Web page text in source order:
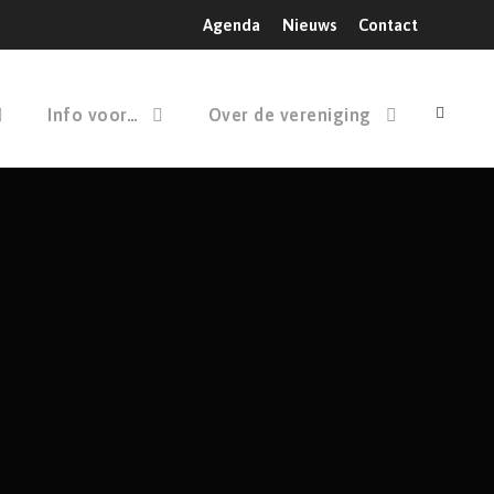
Agenda Nieuws Contact
Info voor… Over de vereniging